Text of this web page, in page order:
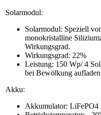
Solarmodul:
Solarmodul: Speziell
monokristalline
Wirkungsgrad.
Wirkungsgrad: 22%
Leistung: 150 Wp/ 4
bei Bewölkung aufladen
Akku:
Akkumulator: